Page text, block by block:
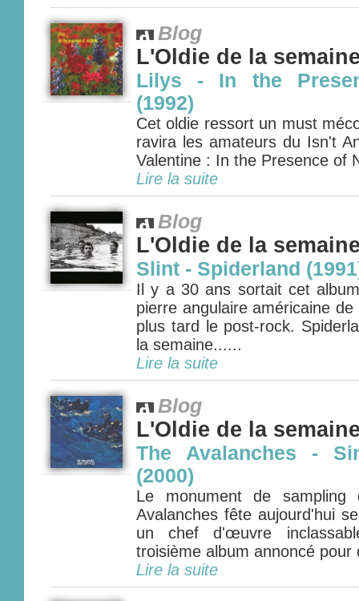
Blog
L'Oldie de la
Lilys - In the
(1992)
Cet oldie ressort un must
ravira les amateurs du Isn't
Valentine : In the Presence of
Lire la suite
Blog
L'Oldie de la
Slint - Spiderland
Il y a 30 ans sortait cet
pierre angulaire américaine
plus tard le post-rock.
la semaine......
Lire la suite
Blog
L'Oldie de la
The Avalanches -
(2000)
Le monument de sampling
Avalanches fête aujourd'hui
un chef d'œuvre
troisième album annoncé pour
Lire la suite